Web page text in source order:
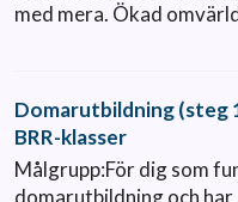
med mera. Ökad
Domarutbildning (steg
BRR-klasser
Målgrupp:För dig som
domarutbildning och